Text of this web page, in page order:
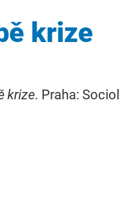
krize
krize. Praha: